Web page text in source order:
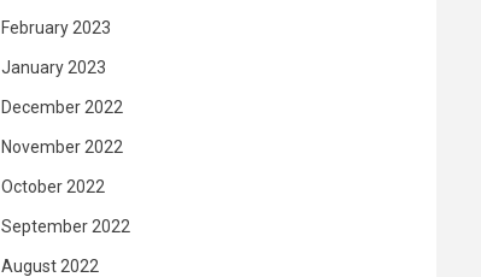
February 2023
January 2023
December 2022
November 2022
October 2022
September 2022
August 2022